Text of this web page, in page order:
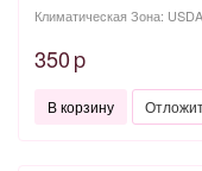
Климатическая Зона:
350 p
В корзину